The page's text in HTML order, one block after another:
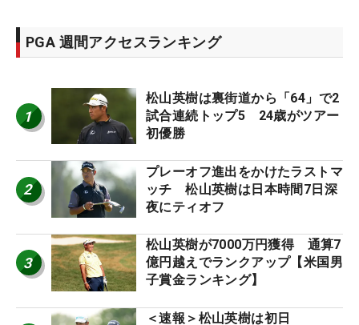
PGA 週間アクセスランキング
1
松山英樹は裏街道から「64」で2
試合連続トップ5 24歳がツアー
初優勝
2
プレーオフ進出をかけたラストマ
ッチ 松山英樹は日本時間7日深
夜にティオフ
3
松山英樹が7000万円獲得 通算7
億円越えでランクアップ【米国男
子賞金ランキング】
＜速報＞松山英樹は初日